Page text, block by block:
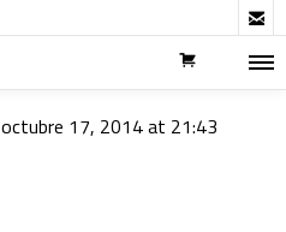

octubre 17, 2014 at 21:43